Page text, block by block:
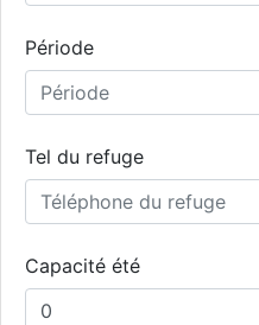
Période
Tel du refuge
Capacité été